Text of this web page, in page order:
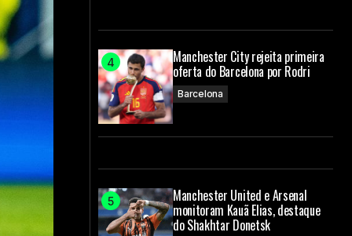
Manchester City rejeita primeira
oferta do Barcelona por Rodri
Barcelona
Manchester United e Arsenal
monitoram Kauã Elias, destaque
do Shakhtar Donetsk